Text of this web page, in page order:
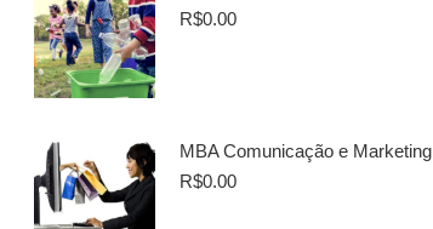
R$0.00
MBA Comunicação e Marketing
R$0.00